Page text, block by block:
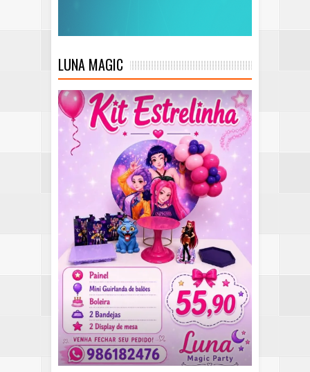
LUNA MAGIC